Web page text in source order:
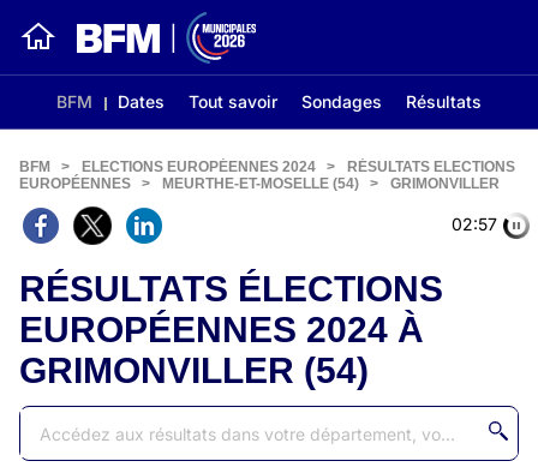
BFM Dates Tout savoir Sondages Résultats
02:56
BFM > ELECTIONS EUROPÉENNES 2024 >
RÉSULTATS ELECTIONS
EUROPÉENNES
> MEURTHE-ET-MOSELLE (54) > GRIMONVILLER
RÉSULTATS ÉLECTIONS
EUROPÉENNES 2024 À
GRIMONVILLER (54)